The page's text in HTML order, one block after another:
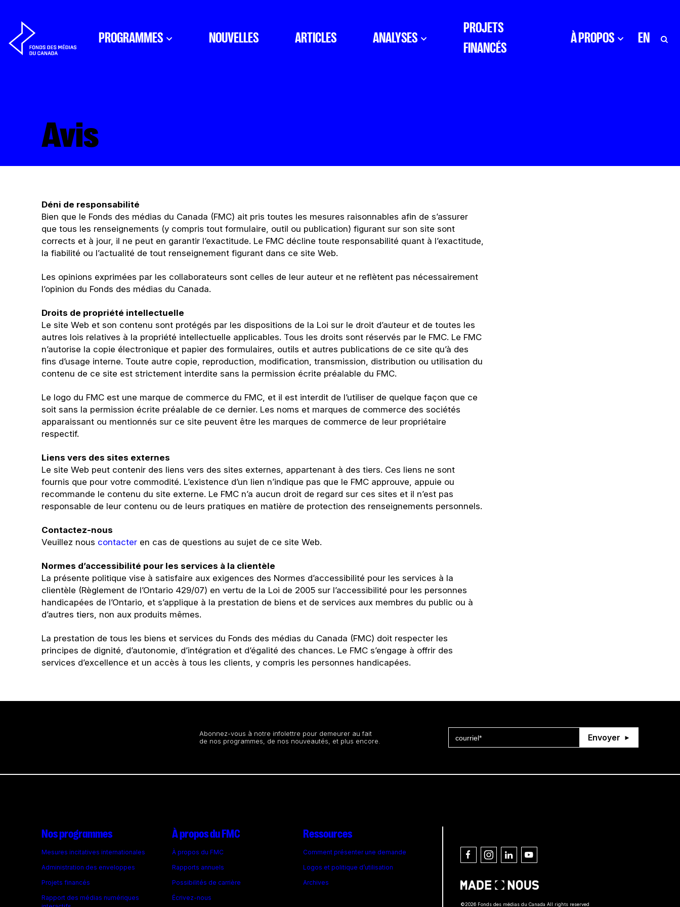
PROGRAMMES NOUVELLES ARTICLES ANALYSES
PROJETS
FINANCÉS
À PROPOS EN
Avis
Déni de responsabilité
Bien que le Fonds des médias du Canada (FMC) ait pris toutes les mesures raisonnables afin de s’assurer
que tous les renseignements (y compris tout formulaire, outil ou publication) figurant sur son site sont
corrects et à jour, il ne peut en garantir l’exactitude. Le FMC décline toute responsabilité quant à l’exactitude,
la fiabilité ou l’actualité de tout renseignement figurant dans ce site Web.
Les opinions exprimées par les collaborateurs sont celles de leur auteur et ne reflètent pas nécessairement
l’opinion du Fonds des médias du Canada.
Droits de propriété intellectuelle
Le site Web et son contenu sont protégés par les dispositions de la Loi sur le droit d’auteur et de toutes les
autres lois relatives à la propriété intellectuelle applicables. Tous les droits sont réservés par le FMC. Le FMC
n’autorise la copie électronique et papier des formulaires, outils et autres publications de ce site qu’à des
fins d’usage interne. Toute autre copie, reproduction, modification, transmission, distribution ou utilisation du
contenu de ce site est strictement interdite sans la permission écrite préalable du FMC.
Le logo du FMC est une marque de commerce du FMC, et il est interdit de l’utiliser de quelque façon que ce
soit sans la permission écrite préalable de ce dernier. Les noms et marques de commerce des sociétés
apparaissant ou mentionnés sur ce site peuvent être les marques de commerce de leur propriétaire
respectif.
Liens vers des sites externes
Le site Web peut contenir des liens vers des sites externes, appartenant à des tiers. Ces liens ne sont
fournis que pour votre commodité. L’existence d’un lien n’indique pas que le FMC approuve, appuie ou
recommande le contenu du site externe. Le FMC n’a aucun droit de regard sur ces sites et il n’est pas
responsable de leur contenu ou de leurs pratiques en matière de protection des renseignements personnels.
Contactez-nous
Veuillez nous contacter en cas de questions au sujet de ce site Web.
Normes d’accessibilité pour les services à la clientèle
La présente politique vise à satisfaire aux exigences des Normes d’accessibilité pour les services à la
clientèle (Règlement de l’Ontario 429/07) en vertu de la Loi de 2005 sur l’accessibilité pour les personnes
handicapées de l’Ontario, et s’applique à la prestation de biens et de services aux membres du public ou à
d’autres tiers, non aux produits mêmes.
La prestation de tous les biens et services du Fonds des médias du Canada (FMC) doit respecter les
principes de dignité, d’autonomie, d’intégration et d’égalité des chances. Le FMC s’engage à offrir des
services d’excellence et un accès à tous les clients, y compris les personnes handicapées.
Abonnez-vous à notre infolettre pour demeurer au fait
de nos programmes, de nos nouveautés, et plus encore.
Envoyer
Nos programmes
Mesures incitatives internationales
Administration des enveloppes
Projets financés
Rapport des médias numériques
À propos du FMC
À propos du FMC
Rapports annuels
Possibilités de carrière
Écrivez-nous
Ressources
Comment présenter une demande
Logos et politique d’utilisation
Archives
©2026 Fonds des médias du Canada All rights reserved